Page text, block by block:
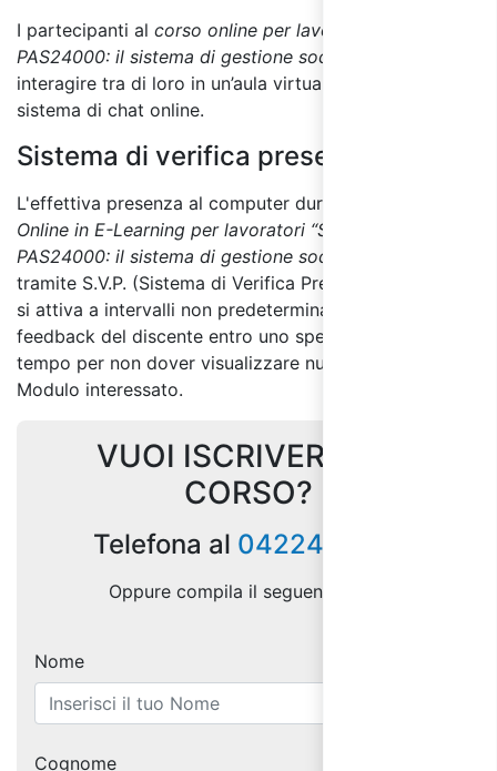
I partecipanti al corso online per lavoratori “Standard
PAS24000: il sistema di gestione sociale”
interagire tra di loro in un’aula virtuale utilizzando il
sistema di chat online.
Sistema di verifica presenza:
L'effettiva presenza al computer durante il
Online in E-Learning per lavoratori “Standard
PAS24000: il sistema di gestione sociale”
tramite S.V.P. (Sistema di Verifica Presenza); il sistema
si attiva a intervalli non predeterminati e richiede un
feedback del discente entro uno specifico termine di
tempo per non dover visualizzare nuovamente il
Modulo interessato.
VUOI ISCRIVERTI AL
CORSO?
Telefona al 0422404128
Oppure compila il seguente form:
Nome
Cognome